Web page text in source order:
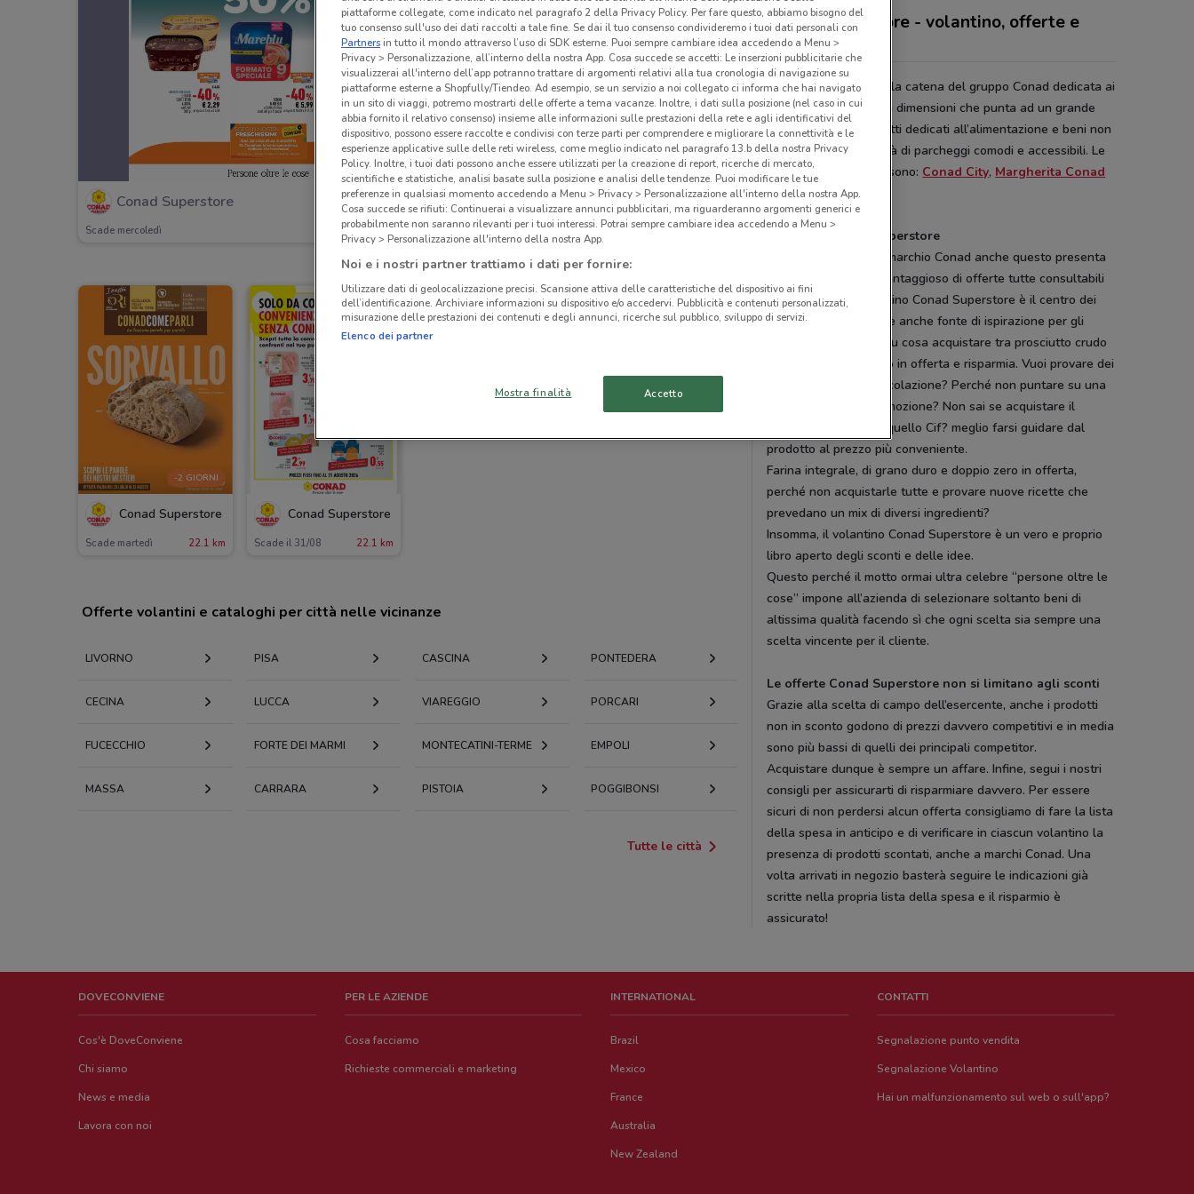
Conad Superstore
Scade mercoledì 22.1 km
-2 GIORNI
Conad Superstore
Scade martedì 22.1 km
Conad Superstore
Scade il 31/08 22.1 km
Offerte volantini e cataloghi per città nelle vicinanze
LIVORNO PISA CASCINA PONTEDERA
CECINA LUCCA VIAREGGIO PORCARI
FUCECCHIO FORTE DEI MARMI MONTECATINI-TERME EMPOLI
MASSA CARRARA PISTOIA POGGIBONSI
Tutte le città
Conad Superstore - volantino, offerte e
carta Conad
Conad Superstore
è la catena del gruppo Conad dedicata ai
supermercati di grandi dimensioni che punta ad un grande
assortimento di prodotti dedicati all’alimentazione e beni non
alimentari alla praticità di parcheggi comodi e accessibili. Le
altre insegne
sono: Conad City, Margherita Conad
eSpazio Conad
Volantino Conad Superstore
Come tutti i negozi a marchio Conad anche questo presenta
un numero davvero vantaggioso di offerte tutte consultabili
nel volantino. Il volantino Conad Superstore è il centro dei
prodotti in offerta ed è anche fonte di ispirazione per gli
acquisti: si è indecisi su cosa acquistare tra prosciutto crudo
e speck? Scegli quello in offerta e risparmia. Vuoi provare dei
biscotti diversi per la colazione? Perché non puntare su una
marca nuova e in promozione? Non sai se acquistare il
lavapavimenti Bref o quello Cif? meglio farsi guidare dal
prodotto al prezzo più conveniente.
Farina integrale, di grano duro e doppio zero in offerta,
perché non acquistarle tutte e provare nuove ricette che
prevedano un mix di diversi ingredienti?
Insomma, il volantino Conad Superstore è un vero e proprio
libro aperto degli sconti e delle idee.
Questo perché il motto ormai ultra celebre “persone oltre le
cose” impone all’azienda di selezionare soltanto beni di
altissima qualità facendo sì che ogni scelta sia sempre una
scelta vincente per il cliente.
Le offerte Conad Superstore non si limitano agli sconti
Grazie alla scelta di campo dell’esercente, anche i prodotti
non in sconto godono di prezzi davvero competitivi e in media
sono più bassi di quelli dei principali competitor.
Acquistare dunque è sempre un affare. Infine, segui i nostri
consigli per assicurarti di risparmiare davvero. Per essere
sicuri di non perdersi alcun offerta consigliamo di fare la lista
della spesa in anticipo e di verificare in ciascun volantino la
presenza di prodotti scontati, anche a marchi Conad. Una
volta arrivati in negozio basterà seguire le indicazioni già
scritte nella propria lista della spesa e il risparmio è
assicurato!
DOVECONVIENE
Cos'è DoveConviene
Chi siamo
News e media
Lavora con noi
PER LE AZIENDE
Cosa facciamo
Richieste commerciali e marketing
INTERNATIONAL
Brazil
Mexico
France
Australia
New Zealand
CONTATTI
Segnalazione punto vendita
Segnalazione Volantino
Hai un malfunzionamento sul web o sull'app?
piattaforme collegate, come indicato nel paragrafo 2 della Privacy Policy. Per fare questo, abbiamo bisogno del
tuo consenso sull'uso dei dati raccolti a tale fine. Se dai il tuo consenso condivideremo i tuoi dati personali con
Partnersin tutto il mondo attraverso l’uso di SDK esterne. Puoi sempre cambiare idea accedendo a Menu >
Privacy > Personalizzazione, all’interno della nostra App. Cosa succede se accetti: Le inserzioni pubblicitarie che
visualizzerai all'interno dell’app potranno trattare di argomenti relativi alla tua cronologia di navigazione su
piattaforme esterne a Shopfully/Tiendeo. Ad esempio, se un servizio a noi collegato ci informa che hai navigato
in un sito di viaggi, potremo mostrarti delle offerte a tema vacanze. Inoltre, i dati sulla posizione (nel caso in cui
abbia fornito il relativo consenso) insieme alle informazioni sulle prestazioni della rete e agli identificativi del
dispositivo, possono essere raccolte e condivisi con terze parti per comprendere e migliorare la connettività e le
esperienze applicative sulle delle reti wireless, come meglio indicato nel paragrafo 13.b della nostra Privacy
Policy. Inoltre, i tuoi dati possono anche essere utilizzati per la creazione di report, ricerche di mercato,
scientifiche e statistiche, analisi basate sulla posizione e analisi delle tendenze. Puoi modificare le tue
preferenze in qualsiasi momento accedendo a Menu > Privacy > Personalizzazione all'interno della nostra App.
Cosa succede se rifiuti: Continuerai a visualizzare annunci pubblicitari, ma riguarderanno argomenti generici e
probabilmente non saranno rilevanti per i tuoi interessi. Potrai sempre cambiare idea accedendo a Menu >
Privacy > Personalizzazione all'interno della nostra App.
Noi e i nostri partner trattiamo i dati per fornire:
Utilizzare dati di geolocalizzazione precisi. Scansione attiva delle caratteristiche del dispositivo ai fini
dell’identificazione. Archiviare informazioni su dispositivo e/o accedervi. Pubblicità e contenuti personalizzati,
misurazione delle prestazioni dei contenuti e degli annunci, ricerche sul pubblico, sviluppo di servizi.
Elenco dei partner
Mostra finalità Accetto